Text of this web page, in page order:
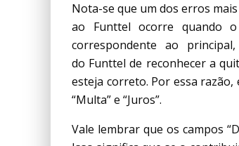
Nota-se que um dos erros
ao Funttel ocorre quando
correspondente ao
do Funttel de reconhecer a
esteja correto. Por essa
“Multa” e “Juros”.
Vale lembrar que os campos